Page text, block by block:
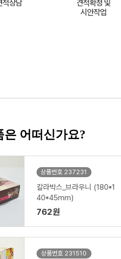
적상담
견적확정 및
시안작업
은 어떠신가요?
상품번호 237231
칼라박스_브라우니 (180*1
40*45mm)
762원
상품번호 231510